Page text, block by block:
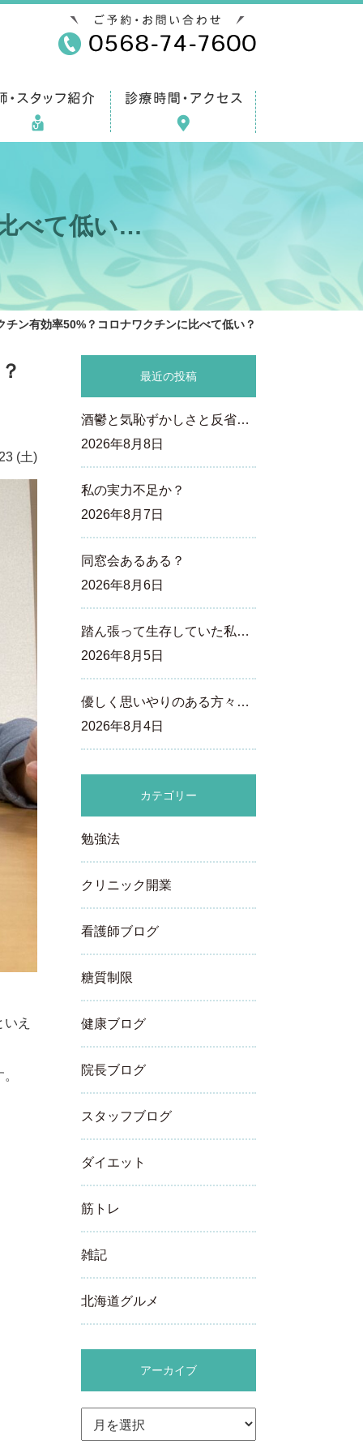
べて低い…
チン有効率50%？コロナワクチンに比べて低い？
(土)
え
最近の投稿
酒鬱と気恥ずかしさと反省…
2026年8月8日
私の実力不足か？
2026年8月7日
同窓会あるある？
2026年8月6日
踏ん張って生存していた私…
2026年8月5日
優しく思いやりのある方々…
2026年8月4日
カテゴリー
勉強法
クリニック開業
看護師ブログ
糖質制限
健康ブログ
院長ブログ
スタッフブログ
ダイエット
筋トレ
雑記
北海道グルメ
アーカイブ
カ